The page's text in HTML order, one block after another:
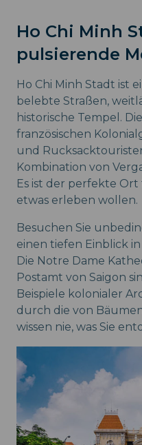
Ho Chi Minh
pulsierende
Ho Chi Minh Stadt ist
belebte Straßen,
historische Tempel.
französischen
und
Kombination von
Es ist der perfekte
etwas erleben wollen.
Besuchen Sie
einen tiefen Einblick
Die Notre Dame
Postamt von Saigon
Beispiele kolonialer
durch die von
wissen nie, was Sie